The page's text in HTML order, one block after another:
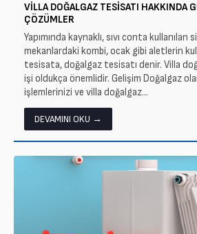
VILLA DOĞALGAZ TESISATI HAKKINDA
ÇÖZÜMLER
Yapımında kaynaklı, sıvı conta kullanılan
mekanlardaki kombi, ocak gibi aletlerin
tesisata, doğalgaz tesisatı denir. Villa
işi oldukça önemlidir. Gelişim Doğalgaz
işlemlerinizi ve villa doğalgaz...
DEVAMINI OKU →